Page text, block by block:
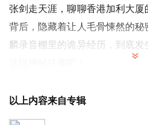
张剑走天涯，聊聊香港加利大
背后，隐藏着让人毛骨悚然的
麟录音棚里的诡异经历，到底
的秘密
04:06 电梯故障引发的惊险火
以上内容来自专辑